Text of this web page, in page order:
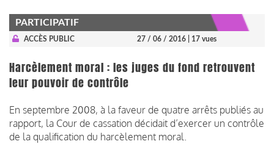
PARTICIPATIF
ACCÈS PUBLIC 27 / 06 / 2016 | 17 vues
Harcèlement moral : les juges du fond retrouvent
leur pouvoir de contrôle
En septembre 2008, à la faveur de quatre arrêts publiés au
rapport, la Cour de cassation décidait d’exercer un contrôle
de la qualification du harcèlement moral.